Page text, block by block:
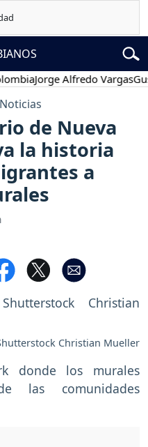
Jorge Alfredo Vargas
Noticias
de Nueva
la historia
a
Christian Mueller
donde los murales
las comunidades